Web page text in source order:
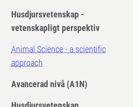
Husdjursvetenskap -
vetenskapligt perspektiv
Animal Science - a scientific
approach
Avancerad nivå (A1N)